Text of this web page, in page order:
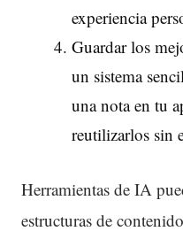
experiencia
Guardar los
un sistema
una nota en tu
reutilizarlos sin
Herramientas de IA
estructuras de